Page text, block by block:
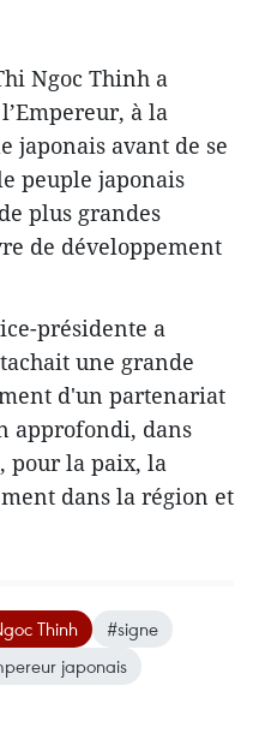
Ngoc Thinh a
à la
japonais avant de se
peuple japonais
plus grandes
de développement
présidente a
une grande
d'un partenariat
approfondi, dans
pour la paix, la
dans la région et
Thinh
#signe
japonais